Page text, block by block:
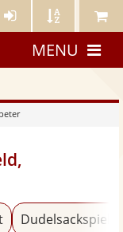
Künstler- Künstler Meine
MENU
Dudelsackspieler